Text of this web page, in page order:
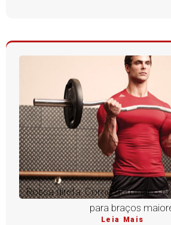
Rosca direta: Como dominar o
para braços
Leia Mais